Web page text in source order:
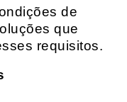
de
que
requisitos.